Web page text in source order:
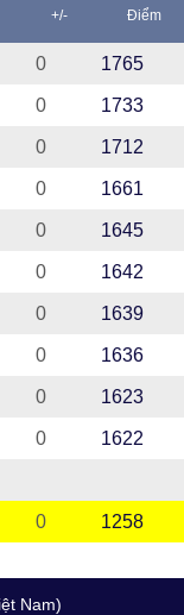
+/- Điểm
0 1765
0 1733
0 1712
0 1661
0 1645
0 1642
0 1639
0 1636
0 1623
0 1622
0 1258
Nam)